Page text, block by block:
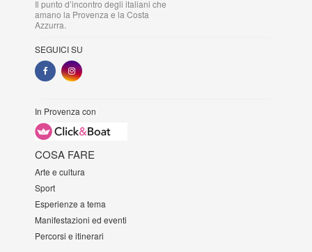
Il punto d’incontro degli italiani che
amano la Provenza e la Costa
Azzurra.
SEGUICI SU
In Provenza con
COSA FARE
Arte e cultura
Sport
Esperienze a tema
Manifestazioni ed eventi
Percorsi e itinerari